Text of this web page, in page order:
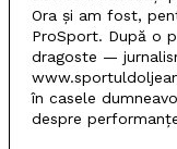
Ora și am fost,
ProSport. După o
dragoste —
în casele
despre